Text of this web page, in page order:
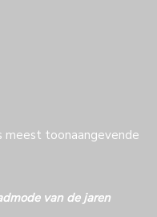
meest toonaangevende
van de jaren